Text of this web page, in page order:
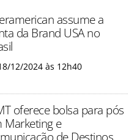
assume a
da Brand USA no
12/2024 às 12h40
oferece bolsa para pós
Marketing e